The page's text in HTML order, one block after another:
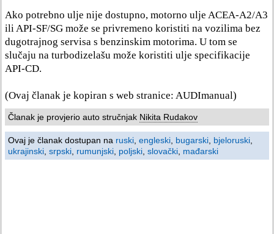
Ako potrebno ulje nije dostupno, motorno ulje ACEA-A2/A3
ili API-SF/SG može se privremeno koristiti na vozilima bez
dugotrajnog servisa s benzinskim motorima. U tom se
slučaju na turbodizelašu može koristiti ulje specifikacije
API-CD.
(Ovaj članak je kopiran s web stranice: AUDImanual)
Članak je provjerio auto stručnjak Nikita Rudakov
Ovaj je članak dostupan na ruski engleski bugarski bjeloruski
ukrajinski srpski rumunjski poljski slovački mađarski